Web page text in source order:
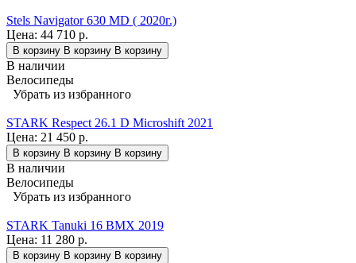
Stels Navigator 630 MD ( 2020г.)
Цена: 44 710 р.
В корзину В корзину В корзину
В наличии
Велосипеды
Убрать из избранного
STARK Respect 26.1 D Microshift 2021
Цена: 21 450 р.
В корзину В корзину В корзину
В наличии
Велосипеды
Убрать из избранного
STARK Tanuki 16 BMX 2019
Цена: 11 280 р.
В корзину В корзину В корзину